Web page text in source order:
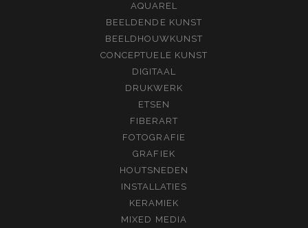
AQUAREL
BEELDENDE KUNST
BEELDHOUWKUNST
CONCEPTUELE KUNST
DIGITAAL
DRUKWERK
ETSEN
FIBERART
FOTOGRAFIE
GRAFIEK
HOUTSNEDEN
INSTALLATIES
KERAMIEK
MIXED MEDIA